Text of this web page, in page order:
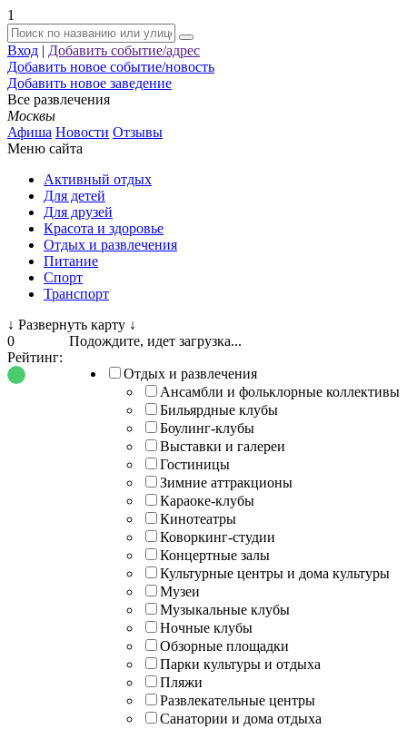
1
Вход | Добавить событие/адрес
Добавить новое событие/новость
Добавить новое заведение
Все развлечения
Москвы
Афиша Новости Отзывы
Меню сайта
Активный отдых
Для детей
Для друзей
Красота и здоровье
Отдых и развлечения
Питание
Спорт
Транспорт
↓ Развернуть карту ↓
Подождите, идет загрузка...
Отдых и развлечения
Ансамбли и фольклорные коллективы
Бильярдные клубы
Боулинг-клубы
Выставки и галереи
Гостиницы
Зимние аттракционы
Караоке-клубы
Кинотеатры
Коворкинг-студии
Концертные залы
Культурные центры и дома культуры
Музеи
Музыкальные клубы
Ночные клубы
Обзорные площадки
Парки культуры и отдыха
Пляжи
Развлекательные центры
Санатории и дома отдыха
0
Рейтинг: